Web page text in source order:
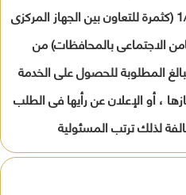
النمــوذج الـصادربتاريــخ 1/9/2006 (كثمرة للتعاون بين الجهاز المركزى
الاجتماعى بالمحافظات) من
المطلوبة للحصول على الخدمة
، أو الإعلان عن رأيها فى الطلب
لذلك ترتب المسئولية